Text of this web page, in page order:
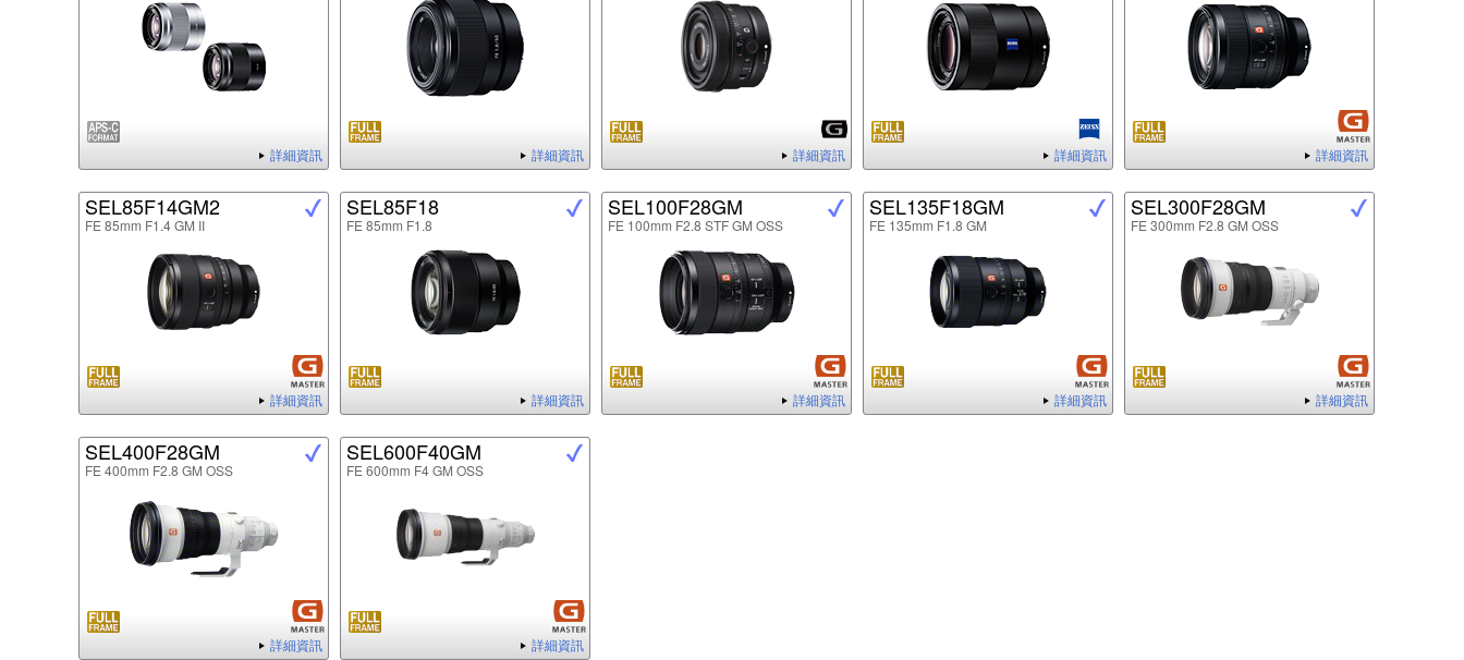
詳細資訊 詳細資訊 詳細資訊 詳細資訊 詳細資訊
SEL85F14GM2
FE 85mm F1.4 GM II
詳細資訊
SEL85F18
FE 85mm F1.8
詳細資訊
SEL100F28GM
FE 100mm F2.8 STF GM OSS
詳細資訊
SEL135F18GM
FE 135mm F1.8 GM
詳細資訊
SEL300F28GM
FE 300mm F2.8 GM OSS
詳細資訊
SEL400F28GM
FE 400mm F2.8 GM OSS
詳細資訊
SEL600F40GM
FE 600mm F4 GM OSS
詳細資訊